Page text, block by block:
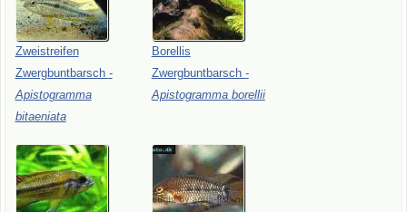
Zweistreifen
Zwergbuntbarsch -
Apistogramma
bitaeniata
Borellis
Zwergbuntbarsch -
Apistogramma borellii